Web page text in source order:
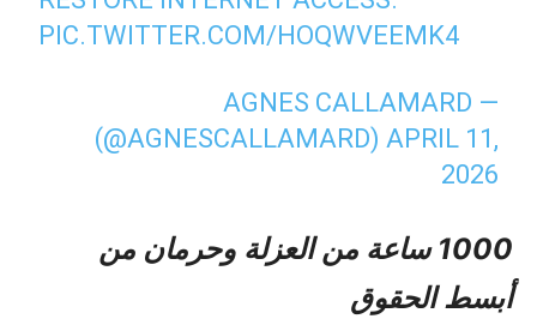
PIC.TWITTER.COM/HOQWVEEMK4
— AGNES CALLAMARD
(@AGNESCALLAMARD) APRIL 11,
2026
1000 ساعة من العزلة وحرمان من
أبسط الحقوق